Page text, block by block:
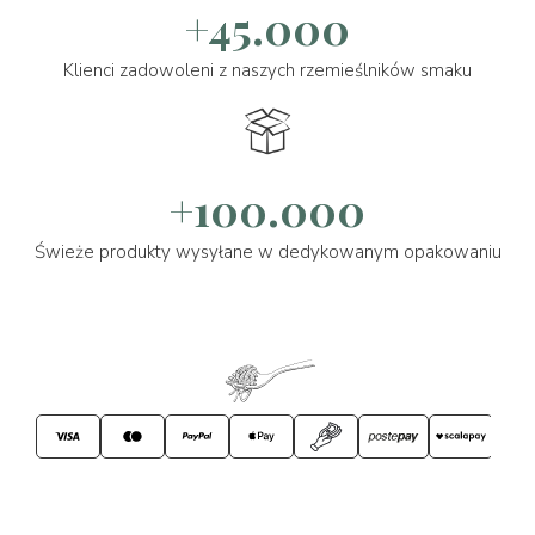
+45.000
Klienci zadowoleni z naszych rzemieślników smaku
+100.000
Świeże produkty wysyłane w dedykowanym opakowaniu